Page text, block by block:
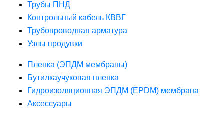
Трубы ПНД
Контрольный кабель КВВГ
Трубопроводная арматура
Узлы продувки
Пленка (ЭПДМ мембраны)
Бутилкаучуковая пленка
Гидроизоляционная ЭПДМ (EPDM) мембрана
Аксессуары